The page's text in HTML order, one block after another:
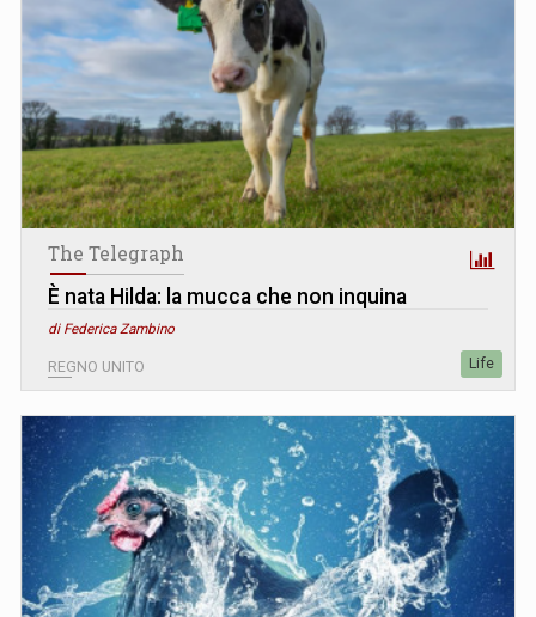
The Telegraph
È nata Hilda: la mucca che non inquina
di Federica Zambino
REGNO UNITO Life